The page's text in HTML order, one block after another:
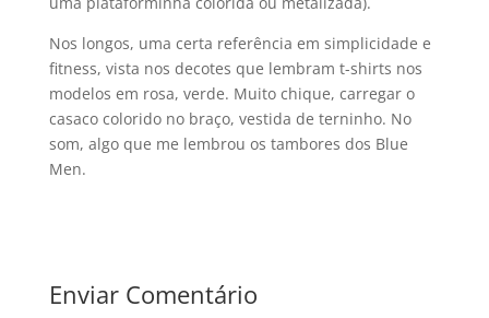
Nos longos, uma certa referência em simplicidade e
fitness, vista nos decotes que lembram t-shirts nos
modelos em rosa, verde. Muito chique, carregar o
casaco colorido no braço, vestida de terninho. No
som, algo que me lembrou os tambores dos Blue
Men.
Enviar Comentário